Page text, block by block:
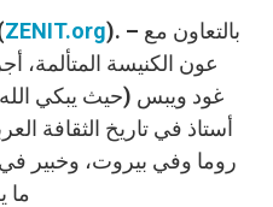
روما،ZENIT.org). – بالتعاون مع
عون الكنيسة المتألمة،
غود ويبس (حيث يبكي
أستاذ في تاريخ الثقافة
روما وفي بيروت، وخبير في
ما